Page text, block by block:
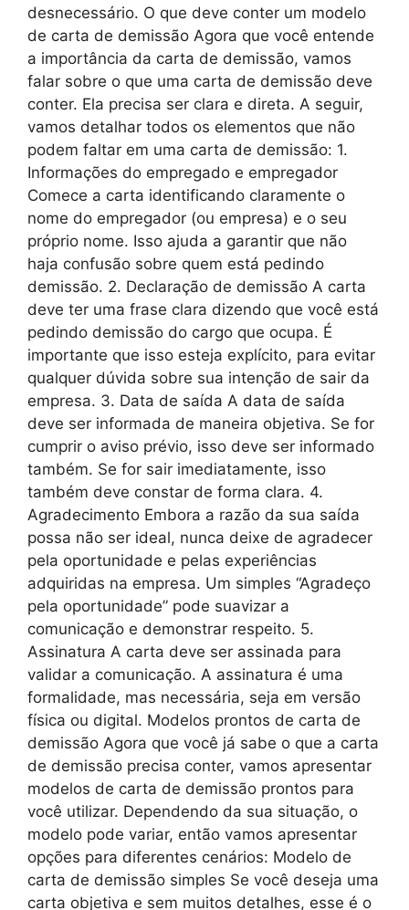
desnecessário. O que deve conter um modelo
de carta de demissão Agora que você entende
a importância da carta de demissão, vamos
falar sobre o que uma carta de demissão deve
conter. Ela precisa ser clara e direta. A seguir,
vamos detalhar todos os elementos que não
podem faltar em uma carta de demissão: 1.
Informações do empregado e empregador
Comece a carta identificando claramente o
nome do empregador (ou empresa) e o seu
próprio nome. Isso ajuda a garantir que não
haja confusão sobre quem está pedindo
demissão. 2. Declaração de demissão A carta
deve ter uma frase clara dizendo que você está
pedindo demissão do cargo que ocupa. É
importante que isso esteja explícito, para evitar
qualquer dúvida sobre sua intenção de sair da
empresa. 3. Data de saída A data de saída
deve ser informada de maneira objetiva. Se for
cumprir o aviso prévio, isso deve ser informado
também. Se for sair imediatamente, isso
também deve constar de forma clara. 4.
Agradecimento Embora a razão da sua saída
possa não ser ideal, nunca deixe de agradecer
pela oportunidade e pelas experiências
adquiridas na empresa. Um simples “Agradeço
pela oportunidade” pode suavizar a
comunicação e demonstrar respeito. 5.
Assinatura A carta deve ser assinada para
validar a comunicação. A assinatura é uma
formalidade, mas necessária, seja em versão
física ou digital. Modelos prontos de carta de
demissão Agora que você já sabe o que a carta
de demissão precisa conter, vamos apresentar
modelos de carta de demissão prontos para
você utilizar. Dependendo da sua situação, o
modelo pode variar, então vamos apresentar
opções para diferentes cenários: Modelo de
carta de demissão simples Se você deseja uma
carta objetiva e sem muitos detalhes, esse é o